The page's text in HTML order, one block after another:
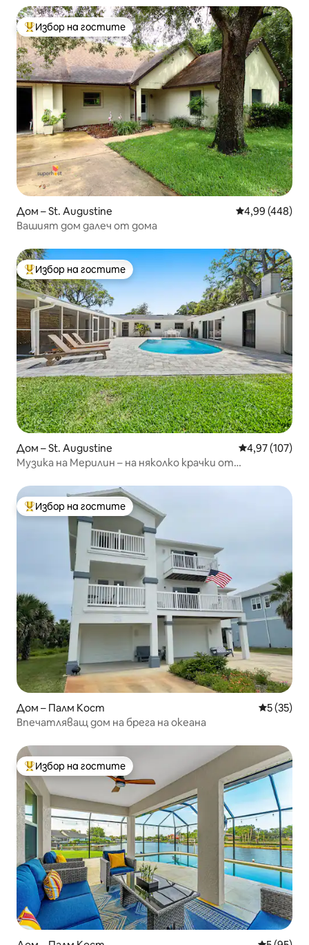
Най-популярен избор на гостите
Избор на гостите
Дом – St. Augustine Средна
4,99 (448)
Вашият дом далеч от дома
Най-популярен избор на гостите
Избор на гостите
Дом – St. Augustine Средна
4,97 (107)
Музика на Мерилин – на няколко крачки от
Най-популярен избор на гостите
Избор на гостите
Дом – Палм Кост Средна
5 (35)
Впечатляващ дом на брега на океана
Най-популярен избор на гостите
Избор на гостите